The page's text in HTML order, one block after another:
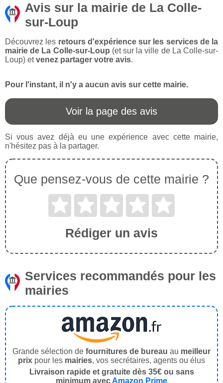
Avis sur la mairie de La Colle-
sur-Loup
Découvrez les retours d'expérience sur les services de la
mairie de La Colle-sur-Loup (et sur la ville de La Colle-sur-
Loup) etvenez partager votre avis.
Pour l'instant, il n'y a aucun avis sur cette mairie.
Voir la page des avis
Si vous avez déjà eu une expérience avec cette mairie,
n'hésitez pas à la partager.
Que pensez-vous de cette mairie ?
Rédiger un avis
Services recommandés pour les
mairies
Grande sélection de fournitures de bureau au meilleur
prix pour les mairies, vos secrétaires, agents ou élus
Livraison rapide et gratuite dès 35€ ou sans
minimum avecAmazon Prime